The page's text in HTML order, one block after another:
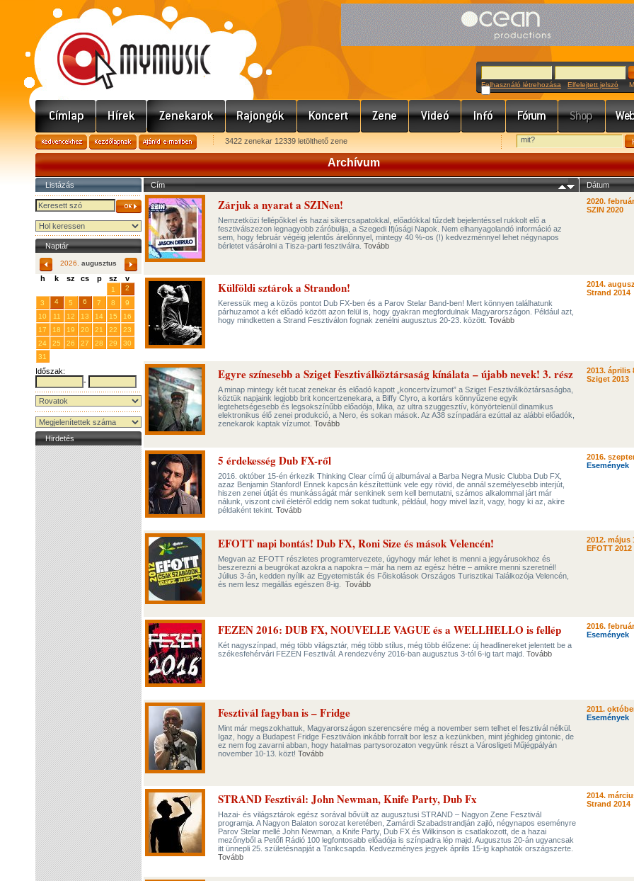
Felhasználó létrehozása Elfelejtett jelszó
3422 zenekar 12339 letölthető zene
Archívum
Listázás
Naptár
2026. augusztus
h k sz cs p sz v
1
2
3
4 5 6 7 8
9
10
11 12 13 14 15
16
17
18 19 20 21 22
23
24
25 26 27 28 29
30
31
Időszak:
-
Hirdetés
Cím Dátum
Zárjuk a nyarat a SZINen!
Nemzetközi fellépőkkel és hazai sikercsapatokkal, előadókkal tűzdelt bejelentéssel rukkolt elő a
fesztiválszezon legnagyobb záróbulija, a Szegedi Ifjúsági Napok. Nem elhanyagolandó információ az
sem, hogy február végéig jelentős árelőnnyel, mintegy 40 %-os (!) kedvezménnyel lehet négynapos
bérletet vásárolni a Tisza-parti fesztiválra. Tovább
2020.
SZIN 2020
Külföldi sztárok a Strandon!
Keressük meg a közös pontot Dub FX-ben és a Parov Stelar Band-ben! Mert könnyen találhatunk
párhuzamot a két előadó között azon felül is, hogy gyakran megfordulnak Magyarországon. Például azt,
hogy mindketten a Strand Fesztiválon fognak zenélni augusztus 20-23. között. Tovább
2014.
Strand 2014
Egyre színesebb a Sziget Fesztiválköztársaság kínálata – újabb nevek! 3. rész
A minap mintegy két tucat zenekar és előadó kapott „koncertvízumot” a Sziget Fesztiválköztársaságba,
köztük napjaink legjobb brit koncertzenekara, a Biffy Clyro, a kortárs könnyűzene egyik
legtehetségesebb és legsokszínűbb előadója, Mika, az ultra szuggesztív, könyörtelenül dinamikus
elektronikus élő zenei produkció, a Nero, és sokan mások. Az A38 színpadára ezúttal az alábbi előadók,
zenekarok kaptak vízumot. Tovább
2013. április
Sziget 2013
5 érdekesség Dub FX-ről
2016. október 15-én érkezik Thinking Clear című új albumával a Barba Negra Music Clubba Dub FX,
azaz Benjamin Stanford! Ennek kapcsán készítettünk vele egy rövid, de annál személyesebb interjút,
hiszen zenei útját és munkásságát már senkinek sem kell bemutatni, számos alkalommal járt már
nálunk, viszont civil életéről eddig nem sokat tudtunk, például, hogy mivel lazít, vagy, hogy ki az, akire
példaként tekint. Tovább
2016.
Események
EFOTT napi bontás! Dub FX, Roni Size és mások Velencén!
Megvan az EFOTT részletes programtervezete, úgyhogy már lehet is menni a jegyárusokhoz és
beszerezni a beugrókat azokra a napokra – már ha nem az egész hétre – amikre menni szeretnél!
Július 3-án, kedden nyílik az Egyetemisták és Főiskolások Országos Turisztikai Találkozója Velencén,
és nem lesz megállás egészen 8-ig. Tovább
2012. május
EFOTT 2012
FEZEN 2016: DUB FX, NOUVELLE VAGUE és a WELLHELLO is fellép
Két nagyszínpad, még több világsztár, még több stílus, még több élőzene: új headlinereket jelentett be a
székesfehérvári FEZEN Fesztivál. A rendezvény 2016-ban augusztus 3-tól 6-ig tart majd. Tovább
2016.
Események
Fesztivál fagyban is – Fridge
Mint már megszokhattuk, Magyarországon szerencsére még a november sem telhet el fesztivál nélkül.
Igaz, hogy a Budapest Fridge Fesztiválon inkább forralt bor lesz a kezünkben, mint jéghideg gintonic, de
ez nem fog zavarni abban, hogy hatalmas partysorozaton vegyünk részt a Városligeti Műjégpályán
november 10-13. közt! Tovább
2011.
Események
STRAND Fesztivál: John Newman, Knife Party, Dub Fx
Hazai- és világsztárok egész sorával bővült az augusztusi STRAND – Nagyon Zene Fesztivál
programja. A Nagyon Balaton sorozat keretében, Zamárdi Szabadstrandján zajló, négynapos eseményre
Parov Stelar mellé John Newman, a Knife Party, Dub FX és Wilkinson is csatlakozott, de a hazai
mezőnyből a Petőfi Rádió 100 legfontosabb előadója is színpadra lép majd. Augusztus 20-án ugyancsak
itt ünnepli 25. születésnapját a Tankcsapda. Kedvezményes jegyek április 15-ig kaphatók országszerte.
Tovább
2014.
Strand 2014